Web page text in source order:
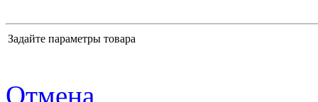
Задайте параметры товара
Отмена